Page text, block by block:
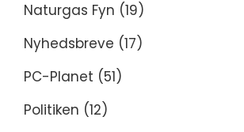
Naturgas Fyn (19)
Nyhedsbreve (17)
PC-Planet (51)
Politiken (12)